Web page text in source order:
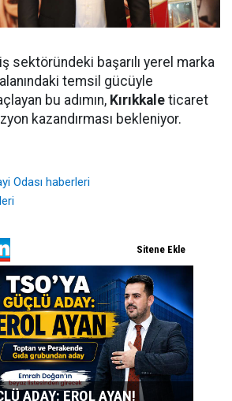
sektöründeki başarılı yerel marka
temsil gücüyle
bu adımın, Kırıkkale ticaret
kazandırması bekleniyor.
Odası haberleri